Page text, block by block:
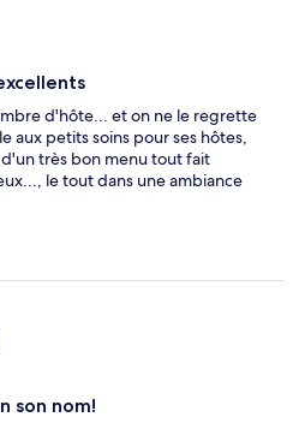
d'hôte... et on ne le regrette
aux petits soins pour ses hôtes,
très bon menu tout fait
le tout dans une ambiance
son nom!